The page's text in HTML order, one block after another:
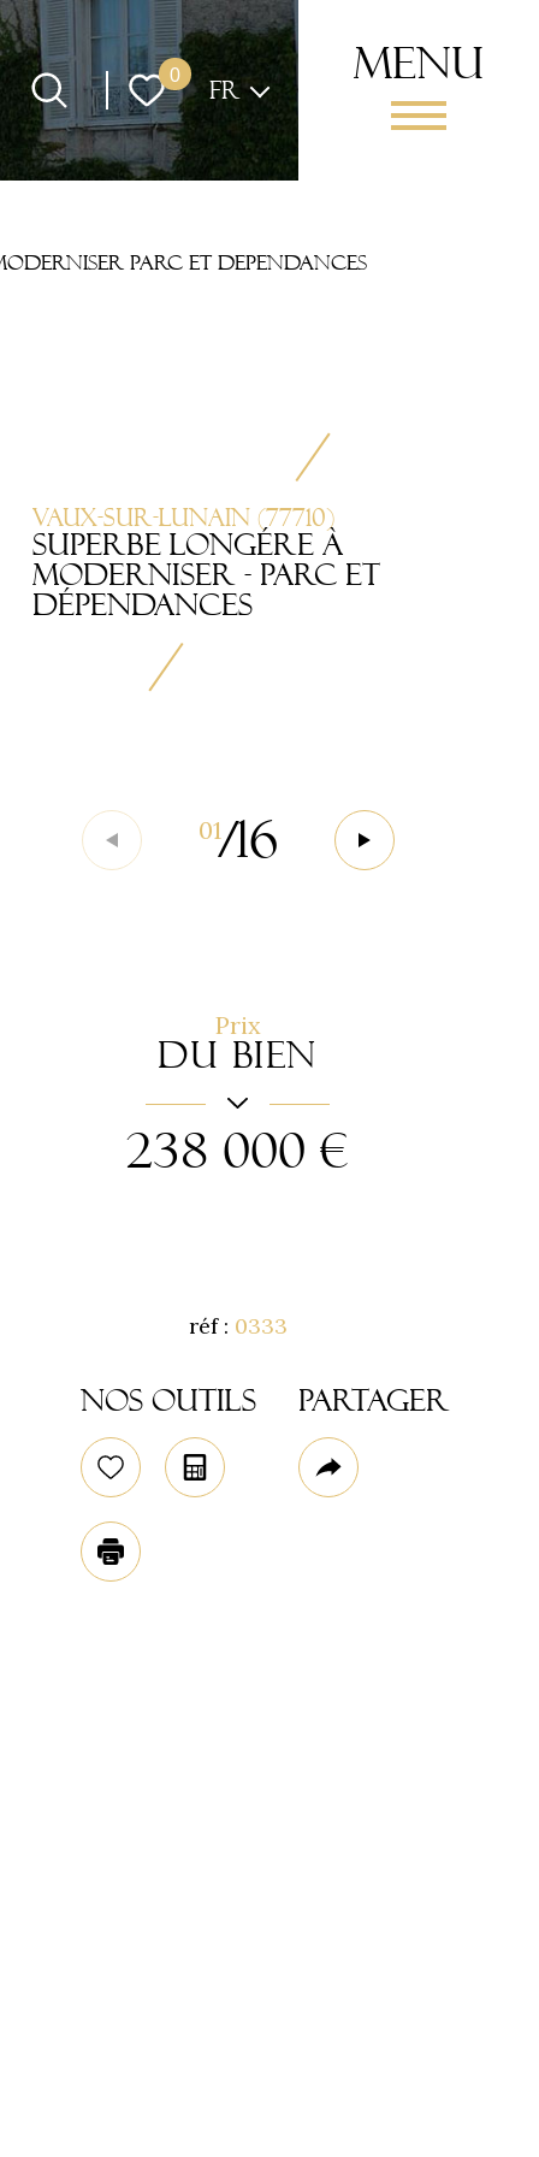
menu
0 Langue
FR
parc et dependances
Vaux-sur-Lunain (77710)
SUPERBE LONGÉRE À
MODERNISER - PARC ET
DÉPENDANCES
01/16
Prix
du bien
238 000 €
réf : 0333
Plus d'infos
Code postal
77710
surface terrain
Nos outils
SélectionnerCalculatrice
Imprimer
Partager
Plus
de